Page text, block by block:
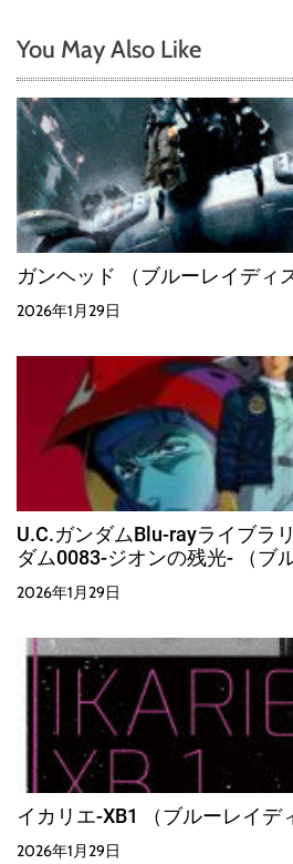
You May Also Like
ガンヘッド （ブルーレイディ
2026年1月29日
U.C.ガンダムBlu-rayライブラ
ダム0083-ジオンの残光- （ブ
2026年1月29日
イカリエ-XB1 （ブルーレイデ
2026年1月29日